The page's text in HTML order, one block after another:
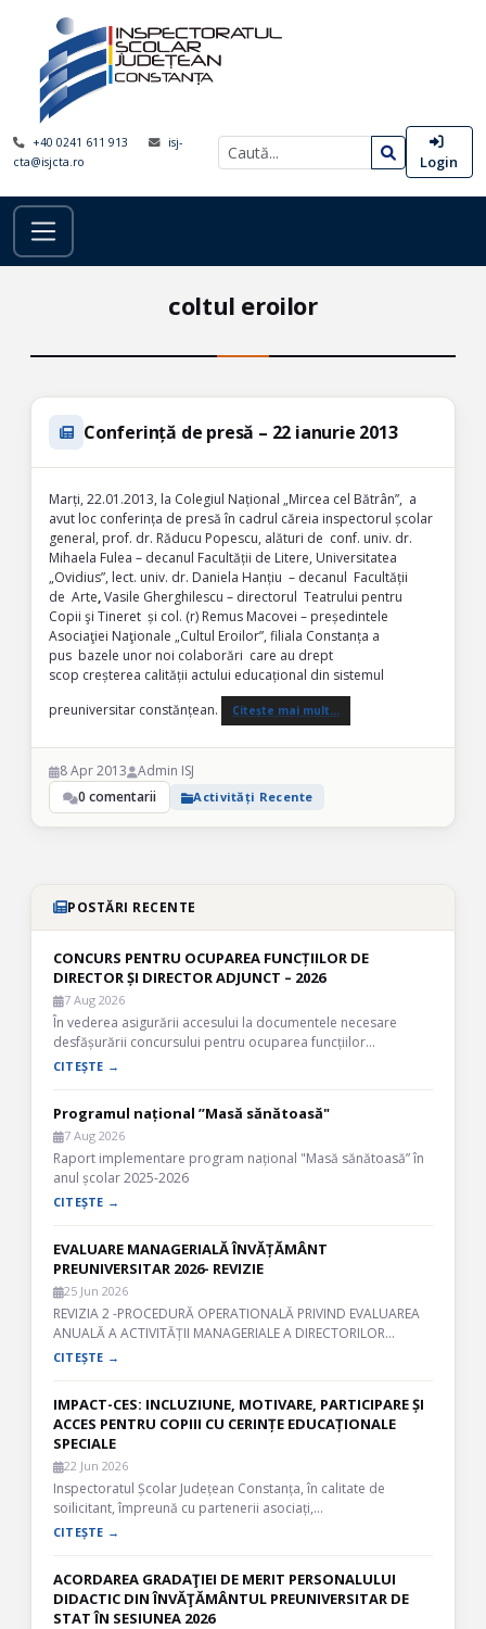
+40 0241 611 913
isj-
cta@isjcta.ro
Login
coltul eroilor
Conferință de presă – 22 ianurie 2013
Marți, 22.01.2013, la Colegiul Național „Mircea cel Bătrân”, a
avut loc conferința de presă în cadrul căreia inspectorul școlar
general, prof. dr. Răducu Popescu, alături de conf. univ. dr.
Mihaela Fulea – decanul Facultății de Litere, Universitatea
„Ovidius”, lect. univ. dr. Daniela Hanțiu – decanul Facultății
de Arte,Vasile Gherghilescu – directorul Teatrului pentru
Copii şi Tineret și col. (r) Remus Macovei – președintele
Asociaţiei Naţionale „Cultul Eroilor”, filiala Constanța a
pus bazele unor noi colaborări care au drept
scop creșterea calității actului educațional din sistemul
preuniversitar constănțean.
Citește mai mult…
8 Apr 2013
Admin ISJ
0 comentarii
Activități Recente
POSTĂRI RECENTE
CONCURS PENTRU OCUPAREA FUNCȚIILOR DE
DIRECTOR ȘI DIRECTOR ADJUNCT – 2026
7 Aug 2026
În vederea asigurării accesului la documentele necesare
desfășurării concursului pentru ocuparea funcțiilor…
CITEȘTE →
Programul național ”Masă sănătoasă"
7 Aug 2026
Raport implementare program național "Masă sănătoasă” în
anul școlar 2025-2026
CITEȘTE →
EVALUARE MANAGERIALĂ ÎNVĂȚĂMÂNT
PREUNIVERSITAR 2026- REVIZIE
25 Jun 2026
REVIZIA 2 -PROCEDURĂ OPERATIONALĂ PRIVIND EVALUAREA
ANUALĂ A ACTIVITĂȚII MANAGERIALE A DIRECTORILOR…
CITEȘTE →
IMPACT-CES: INCLUZIUNE, MOTIVARE, PARTICIPARE ȘI
ACCES PENTRU COPIII CU CERINȚE EDUCAȚIONALE
SPECIALE
22 Jun 2026
Inspectoratul Școlar Județean Constanța, în calitate de
soilicitant, împreună cu partenerii asociați,…
CITEȘTE →
ACORDAREA GRADAŢIEI DE MERIT PERSONALULUI
DIDACTIC DIN ÎNVĂŢĂMÂNTUL PREUNIVERSITAR DE
STAT ÎN SESIUNEA 2026